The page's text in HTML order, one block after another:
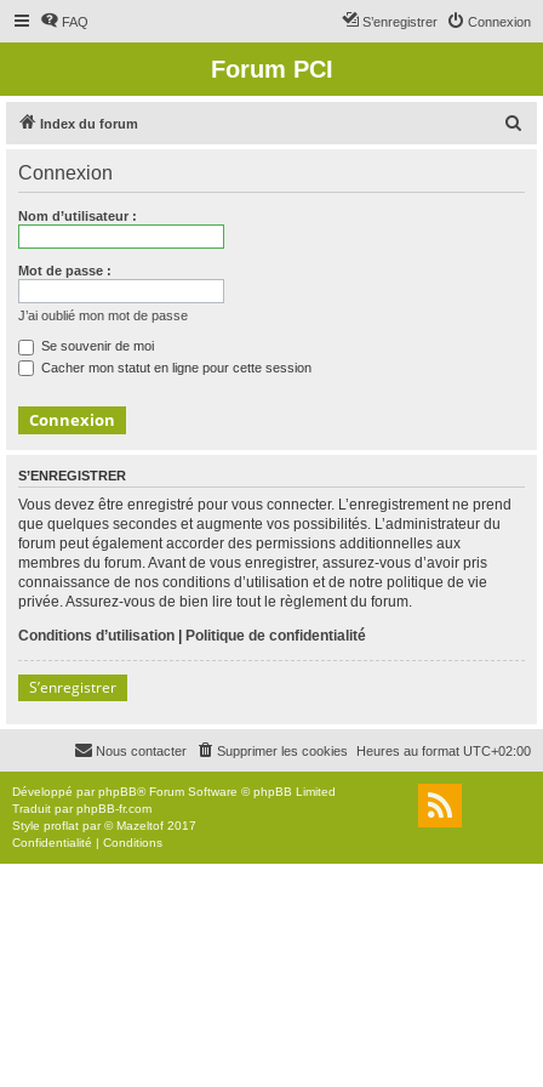
FAQ Connexion
S’enregistrer
Forum PCI
Index du forum
Connexion
Nom d’utilisateur :
Mot de passe :
J’ai oublié mon mot de passe
Se souvenir de moi
Cacher mon statut en ligne pour cette session
S’ENREGISTRER
Vous devez être enregistré pour vous connecter. L’enregistrement ne prend
que quelques secondes et augmente vos possibilités. L’administrateur du
forum peut également accorder des permissions additionnelles aux
membres du forum. Avant de vous enregistrer, assurez-vous d’avoir pris
connaissance de nos conditions d’utilisation et de notre politique de vie
privée. Assurez-vous de bien lire tout le règlement du forum.
Conditions d’utilisation | Politique de confidentialité
S’enregistrer
Heures au format UTC+02:00
Supprimer les cookies
Nous contacter
Développé parphpBB® Forum Software © phpBB Limited
Traduit parphpBB-fr.com
Style proflat par ©Mazeltof 2017
Confidentialité | Conditions